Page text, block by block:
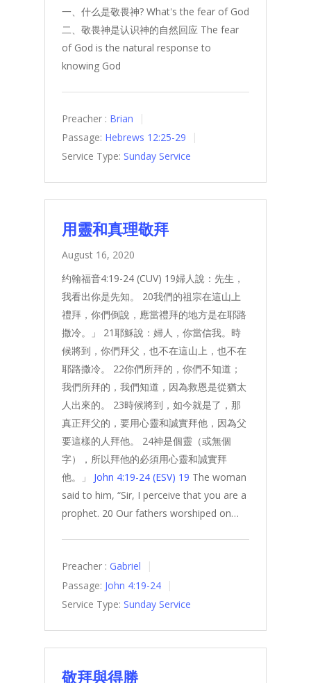
一、什么是敬畏神? What's the fear of God
二、敬畏神是认识神的自然回应 The fear
of God is the natural response to
knowing God
Preacher : Brian
Passage: Hebrews 12:25-29
Service Type: Sunday Service
用靈和真理敬拜
August 16, 2020
约翰福音4:19-24 (CUV) 19婦人說：先生，
我看出你是先知。 20我們的祖宗在這山上
禮拜，你們倒說，應當禮拜的地方是在耶路
撒冷。」 21耶穌說：婦人，你當信我。時
候將到，你們拜父，也不在這山上，也不在
耶路撒冷。 22你們所拜的，你們不知道；
我們所拜的，我們知道，因為救恩是從猶太
人出來的。 23時候將到，如今就是了，那
真正拜父的，要用心靈和誠實拜他，因為父
要這樣的人拜他。 24神是個靈（或無個
字），所以拜他的必須用心靈和誠實拜
他。」 John 4:19-24 (ESV) 19 The woman
said to him, “Sir, I perceive that you are a
prophet. 20 Our fathers worshiped on…
Preacher : Gabriel
Passage: John 4:19-24
Service Type: Sunday Service
敬拜與得勝